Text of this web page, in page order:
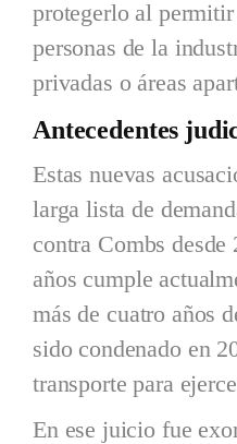
protegerlo al
personas de la
privadas o áreas
Antecedentes
Estas nuevas
larga lista de
contra Combs
años cumple
más de cuatro años
sido condenado en
transporte para
En ese juicio fue